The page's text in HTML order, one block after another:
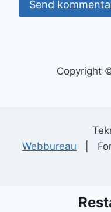
Copyright
Webbureau |